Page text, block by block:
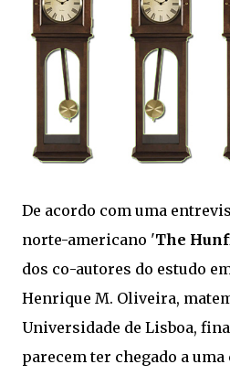
De acordo com uma
norte-americano 'The
dos co-autores do estudo
Henrique M. Oliveira,
Universidade de Lisboa,
parecem ter chegado a